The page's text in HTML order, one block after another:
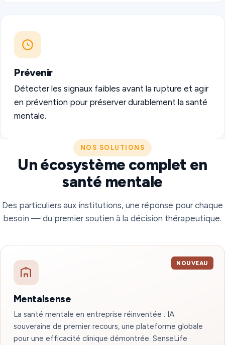
Prévenir
Détecter les signaux faibles avant la rupture et agir
en prévention pour préserver durablement la santé
mentale.
NOS SOLUTIONS
Un écosystème complet en
santé mentale
Des particuliers aux institutions, une réponse pour chaque
besoin — du premier soutien à la décision thérapeutique.
NOUVEAU
Mentalsense
La santé mentale en entreprise réinventée : IA
souveraine de premier recours, une plateforme globale
pour une efficacité clinique démontrée. SenseLife ·